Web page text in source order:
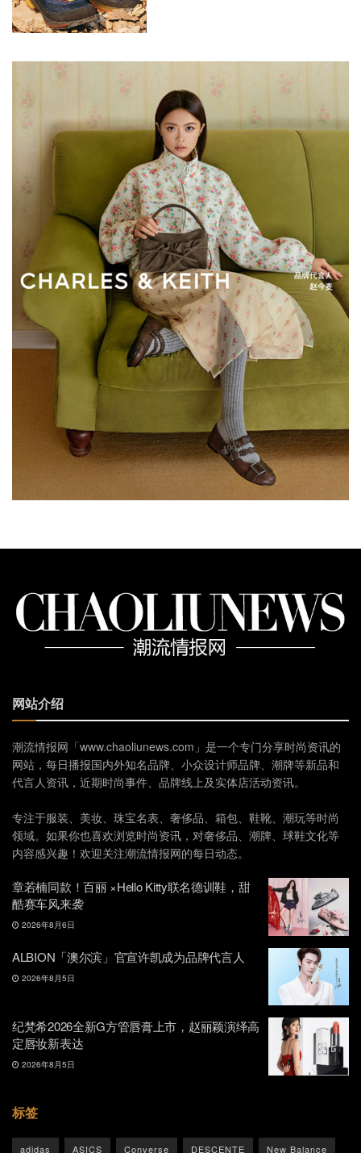
网站介绍
潮流情报网「www.chaoliunews.com」是一个专门分享时尚资讯的
网站，每日播报国内外知名品牌、小众设计师品牌、潮牌等新品和
代言人资讯，近期时尚事件、品牌线上及实体店活动资讯。
专注于服装、美妆、珠宝名表、奢侈品、箱包、鞋靴、潮玩等时尚
领域。如果你也喜欢浏览时尚资讯，对奢侈品、潮牌、球鞋文化等
内容感兴趣！欢迎关注潮流情报网的每日动态。
章若楠同款！百丽 ×Hello Kitty联名德训鞋，甜
酷赛车风来袭
2026年8月6日
ALBION「澳尔滨」官宣许凯成为品牌代言人
2026年8月5日
纪梵希2026全新G方管唇膏上市，赵丽颖演绎高
定唇妆新表达
2026年8月5日
标签
adidas ASICS Converse DESCENTE New Balance